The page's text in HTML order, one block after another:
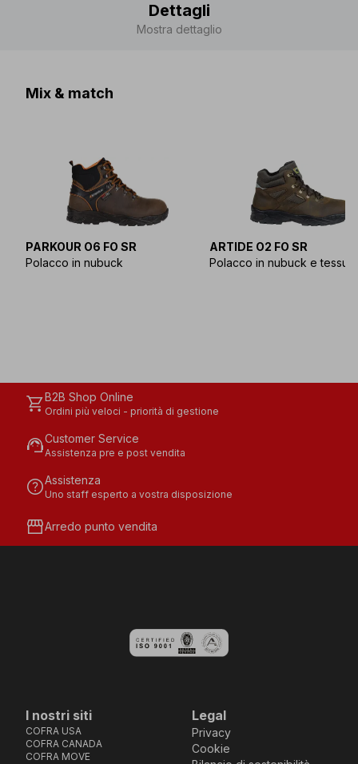
Dettagli
Mostra dettaglio
Mix & match
PARKOUR O6 FO SR
Polacco in nubuck
ARTIDE O2 FO SR
Polacco in nubuck e tessuto
shopping_cart B2B Shop Online
Ordini più veloci - priorità di gestione
support_agentCustomer Service
Assistenza pre e post vendita
helpAssistenza
Uno staff esperto a vostra disposizione
storefrontArredo punto vendita
I nostri siti
COFRA USA
COFRA CANADA
COFRA MOVE
Legal
Privacy
Cookie